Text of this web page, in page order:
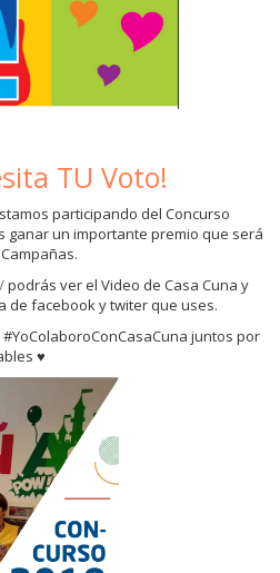
TU Voto!
participando del Concurso
ganar un importante premio que será
podrás ver el Video de Casa Cuna y
de facebook y twiter que uses.
juntos por
♥